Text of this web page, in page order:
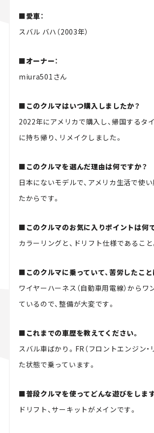
■愛車：
スバル バハ（2003年）
■オーナー：
miura501さん
■このクルマはいつ購入しましたか？
2022年にアメリカで購入し、帰国するタ
に持ち帰り、リメイクしました。
■このクルマを選んだ理由は何ですか？
日本にないモデルで、アメリカ生活で使
たからです。
■このクルマのお気に入りポイントは何
カラーリングと、ドリフト仕様であること
■このクルマに乗っていて、苦労したこと
ワイヤーハーネス（自動車用電線）からワ
ているので、整備が大変です。
■これまでの車歴を教えてください。
スバル車ばかり。FR（フロントエンジン・
た状態で乗っています。
■普段クルマを使ってどんな遊びをしま
ドリフト、サーキットがメインです。